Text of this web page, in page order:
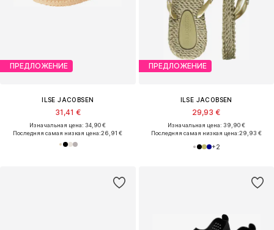
ПРЕДЛОЖЕНИЕ
ILSE JACOBSEN
31,41 €
Изначальная цена: 34,90 €
Последняя самая низкая цена:26,91 €
ПРЕДЛОЖЕНИЕ
ILSE JACOBSEN
29,93 €
Изначальная цена: 39,90 €
Последняя самая низкая цена:29,93 €
+2